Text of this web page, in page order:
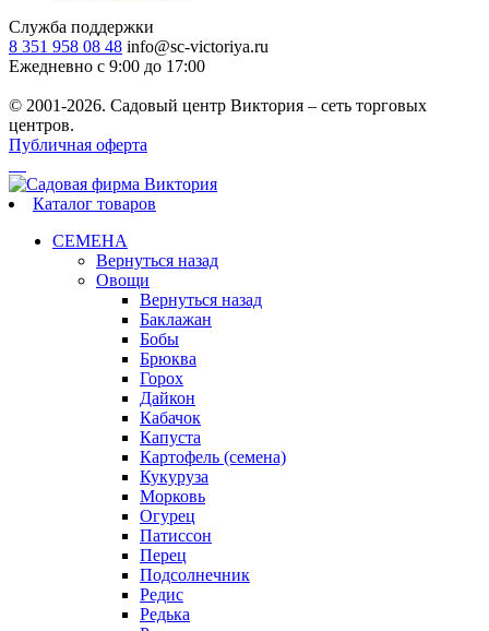
Служба поддержки
8 351 958 08 48 info@sc-victoriya.ru
Ежедневно с 9:00 до 17:00
© 2001-2026. Садовый центр Виктория – сеть торговых
центров.
Публичная оферта
Каталог товаров
СЕМЕНА
Вернуться назад
Овощи
Вернуться назад
Баклажан
Бобы
Брюква
Горох
Дайкон
Кабачок
Капуста
Картофель (семена)
Кукуруза
Морковь
Огурец
Патиссон
Перец
Подсолнечник
Редис
Редька